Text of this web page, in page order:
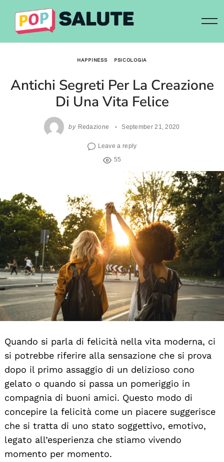
content
HAPPINESS PSICOLOGIA
Antichi Segreti Per La Creazione
Di Una Vita Felice
by Redazione September 21, 2020
Leave a reply
55
Quando si parla di felicità nella vita moderna, ci
si potrebbe riferire alla sensazione che si prova
dopo il primo assaggio di un delizioso cono
gelato o quando si passa un pomeriggio in
compagnia di buoni amici. Questo modo di
concepire la felicità come un piacere suggerisce
che si tratta di uno stato soggettivo, emotivo,
legato all’esperienza che stiamo vivendo
momento per momento.